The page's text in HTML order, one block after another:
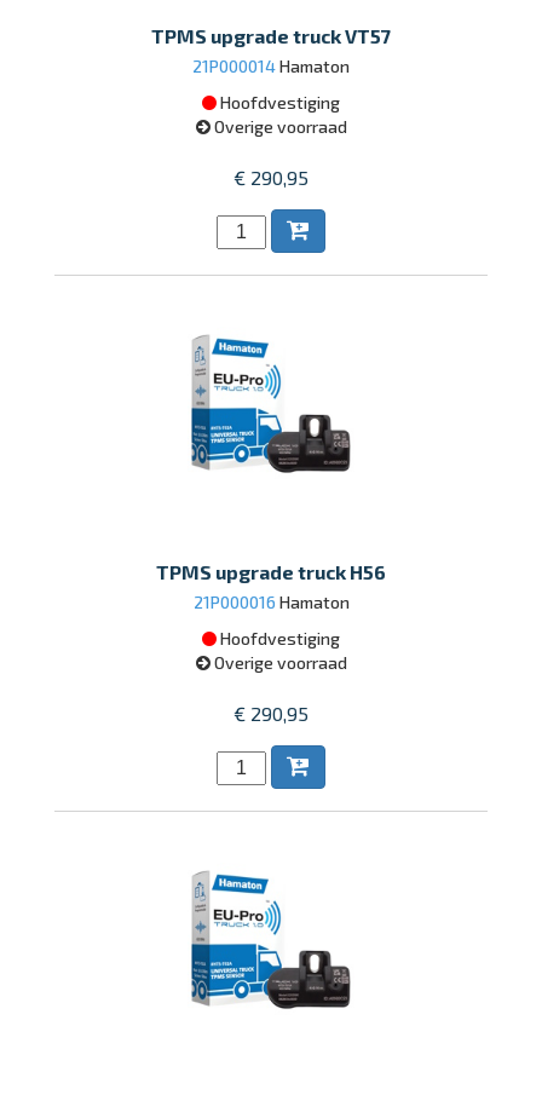
TPMS upgrade truck VT57
21P000014Hamaton
Hoofdvestiging
Overige voorraad
€ 290,95
TPMS upgrade truck H56
21P000016 Hamaton
Hoofdvestiging
Overige voorraad
€ 290,95